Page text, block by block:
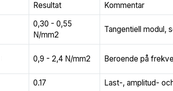
Resultat Kommentar
0,30 - 0,55
N/mm2
Tangentiell modul,
0,9 - 2,4 N/mm2 Beroende på
0.17 Last-, amplitud-